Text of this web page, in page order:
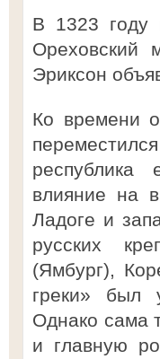
В 1323 году
Ореховский
Эриксон
Ко времени
республика
влияние на
Ладоге и
русских
(Ямбург),
греки» был
Однако сама
и главную